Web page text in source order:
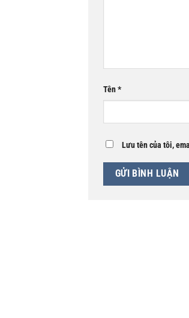
Tên*
Lưu tên của tôi,